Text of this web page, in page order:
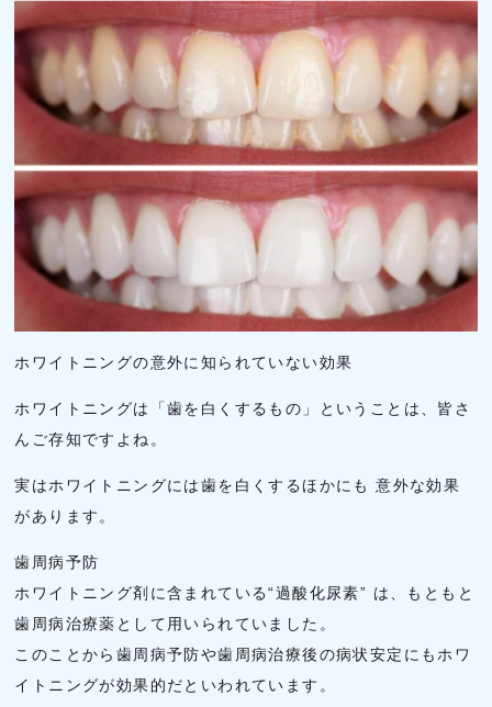
ホワイトニングの意外に知られていない効果
ホワイトニングは「歯を白くするもの」ということは、皆さ
んご存知ですよね。
実はホワイトニングには歯を白くするほかにも 意外な効果
があります。
歯周病予防
ホワイトニング剤に含まれている“過酸化尿素” は、もともと
歯周病治療薬として用いられていました。
このことから歯周病予防や歯周病治療後の病状安定にもホワ
イトニングが効果的だといわれています。